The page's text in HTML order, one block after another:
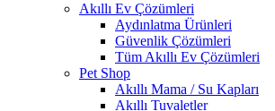
Akıllı Ev Çözümleri
Aydınlatma Ürünleri
Güvenlik Çözümleri
Tüm Akıllı Ev Çözümleri
Pet Shop
Akıllı Mama / Su Kapları
Akıllı Tuvaletler